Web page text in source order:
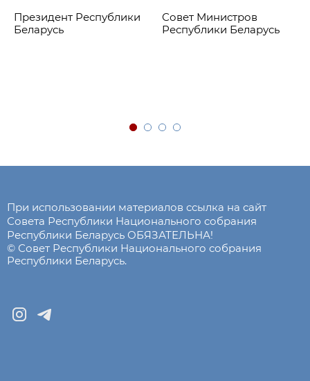
Президент Республики
Беларусь
Совет Министров
Республики Беларусь
При использовании материалов ссылка на сайт
Совета Республики Национального собрания
Республики Беларусь ОБЯЗАТЕЛЬНА!
© Совет Республики Национального собрания
Республики Беларусь.